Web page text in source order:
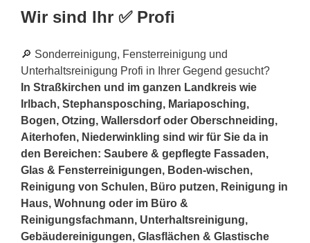
Wir sind Ihr ✅ Profi
🔎 Sonderreinigung, Fensterreinigung und
Unterhaltsreinigung Profi in Ihrer Gegend gesucht?
In Straßkirchen und im ganzen Landkreis wie
Irlbach, Stephansposching, Mariaposching,
Bogen, Otzing, Wallersdorf oder Oberschneiding,
Aiterhofen, Niederwinkling sind wir für Sie da in
den Bereichen: Saubere & gepflegte Fassaden,
Glas & Fensterreinigungen, Boden-wischen,
Reinigung von Schulen, Büro putzen, Reinigung in
Haus, Wohnung oder im Büro &
Reinigungsfachmann, Unterhaltsreinigung,
Gebäudereinigungen, Glasflächen & Glastische